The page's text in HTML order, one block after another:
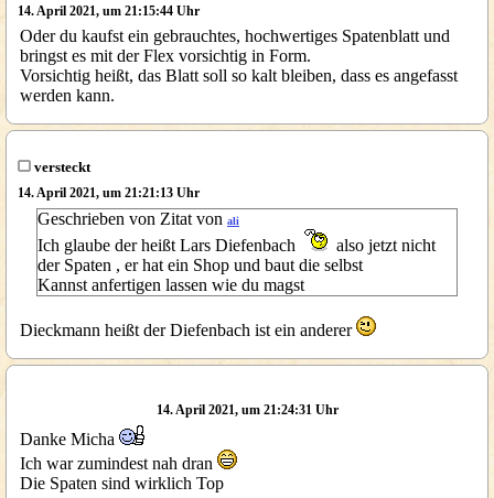
14. April 2021, um 21:15:44 Uhr
Oder du kaufst ein gebrauchtes, hochwertiges Spatenblatt und
bringst es mit der Flex vorsichtig in Form.
Vorsichtig heißt, das Blatt soll so kalt bleiben, dass es angefasst
werden kann.
versteckt
14. April 2021, um 21:21:13 Uhr
Geschrieben von Zitat von ali
Ich glaube der heißt Lars Diefenbach
also jetzt nicht
der Spaten , er hat ein Shop und baut die selbst
Kannst anfertigen lassen wie du magst
Dieckmann heißt der Diefenbach ist ein anderer
14. April 2021, um 21:24:31 Uhr
Danke Micha
Ich war zumindest nah dran
Die Spaten sind wirklich Top